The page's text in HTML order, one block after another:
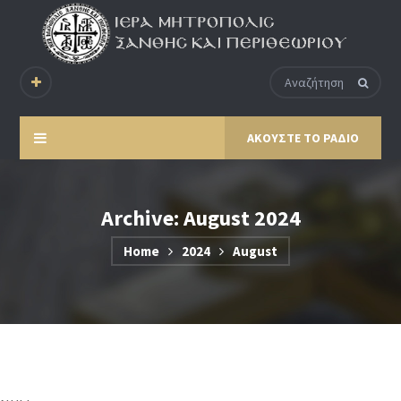
ΑΚΟΥΣΤΕ ΤΟ ΡΑΔΙΟ
Archive: August 2024
Home 2024 August